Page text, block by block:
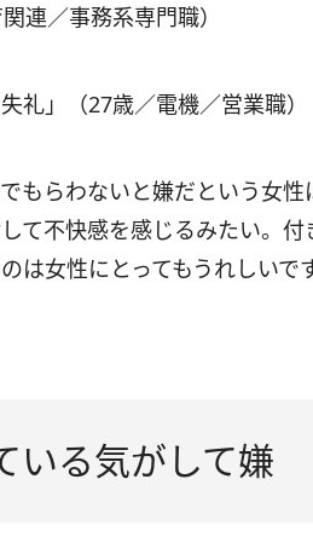
連／事務系専門職）
礼」（27歳／電機／営業職）
もらわないと嫌だという女性
て不快感を感じるみたい。付
は女性にとってもうれしい
いる気がして嫌